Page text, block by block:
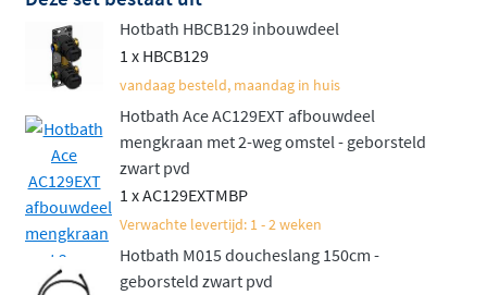
Net als de rest van de Hotbath Ace seriestaat deze set
voor hoge kwaliteit en een verfijnd, slank design.
Bovendien is het een aantrekkelijk geprijsd alternatief
voor de luxueuze Cobber serie. Deze set biedt niet alleen
gebruiksgemak, maar ook een luxe uitstraling die
perfect in elke moderne badkamer past. Een complete
doucheset die jouw dagelijkse routine een stukje
aangenamer maakt!
Naast deze inbouwset met mengkraan is de set ook
Hotbath HBCB129 inbouwdeel
1 x HBCB129
vandaag besteld, maandag in huis
Hotbath Ace AC129EXT afbouwdeel
mengkraan met 2-weg omstel - geborsteld
zwart pvd
1 x AC129EXTMBP
Verwachte levertijd: 1 - 2 weken
Hotbath M015 doucheslang 150cm -
geborsteld zwart pvd